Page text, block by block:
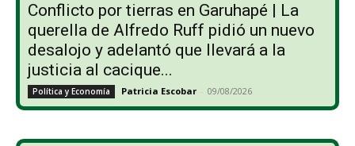
Conflicto por tierras en Garuhapé | La
querella de Alfredo Ruff pidió un nuevo
desalojo y adelantó que llevará a la
justicia al cacique...
Política y Economía Patricia Escobar - 09/08/2026